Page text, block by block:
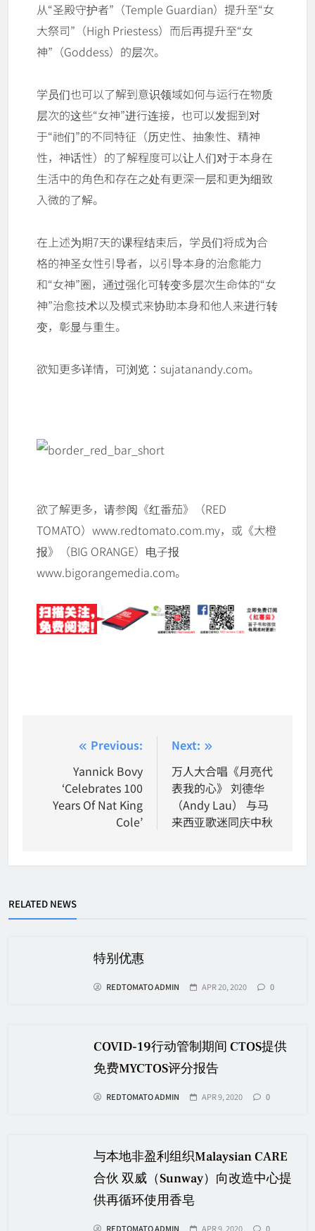
从“圣殿守护者”（Temple Guardian）提升至“女
大祭司”（High Priestess）而后再提升至“女
神”（Goddess）的层次。
学员们也可以了解到意识领域如何与运行在物质
层次的这些“女神”进行连接，也可以发掘到对
于“祂们”的不同特征（历史性、抽象性、精神
性，神话性）的了解程度可以让人们对于本身在
生活中的角色和存在之处有更深一层和更为细致
入微的了解。
在上述为期7天的课程结束后，学员们将成为合
格的神圣女性引导者，以引导本身的治愈能力
和“女神”圈，通过强化可转变多层次生命体的“女
神”治愈技术以及模式来协助本身和他人来进行转
变，彰显与重生。
欲知更多详情，可浏览：sujatanandy.com。
欲了解更多，请参阅《红番茄》（RED
TOMATO）www.redtomato.com.my，或《大橙
报》（BIG ORANGE）电子报
www.bigorangemedia.com。
navigation
Previous:
Yannick Bovy
‘Celebrates 100
Years Of Nat King
Cole’
Next:
万人大合唱《月亮代
表我的心》 刘德华
（Andy Lau） 与马
来西亚歌迷同庆中秋
RELATED NEWS
特别优惠
REDTOMATO ADMIN APR 20, 2020 0
COVID-19行动管制期间 CTOS提供
免费MYCTOS评分报告
REDTOMATO ADMIN APR 9, 2020 0
与本地非盈利组织Malaysian CARE
合伙 双威（Sunway）向改造中心提
供再循环使用香皂
REDTOMATO ADMIN APR 9, 2020 0